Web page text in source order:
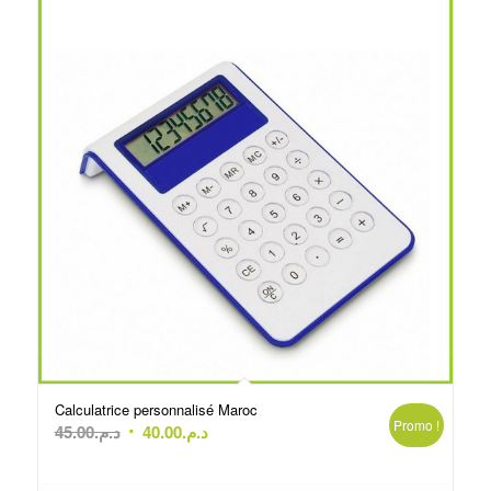
Calculatrice personnalisé Maroc
د.م.45.00
Le
د.م.40.00
Le
Promo !